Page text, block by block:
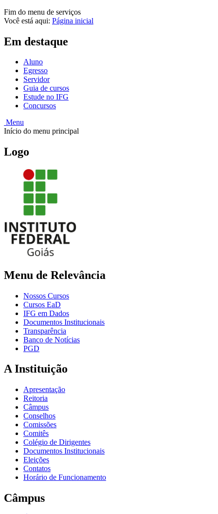
Fim do menu de serviços
Você está aqui: Página inicial
Em destaque
Aluno
Egresso
Servidor
Guia de cursos
Estude no IFG
Concursos
Menu
Início do menu principal
Logo
Menu de Relevância
Nossos Cursos
Cursos EaD
IFG em Dados
Documentos Institucionais
Transparência
Banco de Notícias
PGD
A Instituição
Apresentação
Reitoria
Câmpus
Conselhos
Comissões
Comitês
Colégio de Dirigentes
Documentos Institucionais
Eleições
Contatos
Horário de Funcionamento
Câmpus